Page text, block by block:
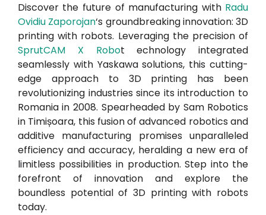
Discover the future of manufacturing with Radu
Ovidiu Zaporojan‘s groundbreaking innovation: 3D
printing with robots. Leveraging the precision of
SprutCAM X Robot echnology integrated
seamlessly with Yaskawa solutions, this cutting-
edge approach to 3D printing has been
revolutionizing industries since its introduction to
Romania in 2008. Spearheaded by Sam Robotics
in Timișoara, this fusion of advanced robotics and
additive manufacturing promises unparalleled
efficiency and accuracy, heralding a new era of
limitless possibilities in production. Step into the
forefront of innovation and explore the
boundless potential of 3D printing with robots
today.